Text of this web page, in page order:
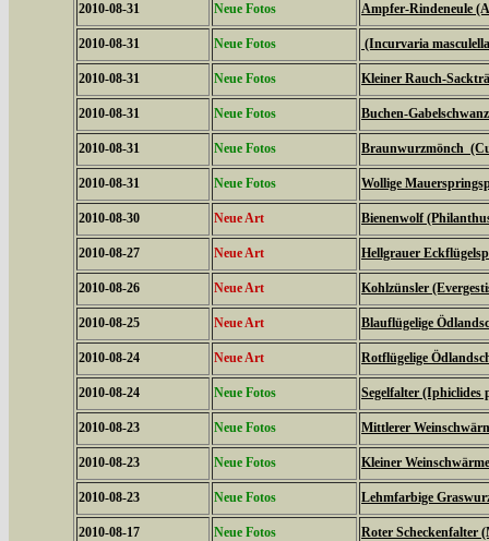
2010-08-31 Neue Fotos Ampfer-Rindeneule
2010-08-31 Neue Fotos (Incurvaria
2010-08-31 Neue Fotos Kleiner Rauch-
2010-08-31 Neue Fotos Buchen-
2010-08-31 Neue Fotos Braunwurzmönch
2010-08-31 Neue Fotos Wollige
2010-08-30 Neue Art Bienenwolf
2010-08-27 Neue Art Hellgrauer
2010-08-26 Neue Art Kohlzünsler
2010-08-25 Neue Art Blauflügelige
2010-08-24 Neue Art Rotflügelige
2010-08-24 Neue Fotos Segelfalter (Iphiclides
2010-08-23 Neue Fotos Mittlerer
2010-08-23 Neue Fotos Kleiner
2010-08-23 Neue Fotos Lehmfarbige
2010-08-17 Neue Fotos Roter Scheckenfalter